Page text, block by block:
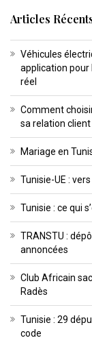
Articles
Véhicules
application pour
réel
Comment
sa relation client
Mariage en
Tunisie-UE :
Tunisie : ce qui
TRANSTU :
annoncées
Club Africain
Radès
Tunisie : 29
code